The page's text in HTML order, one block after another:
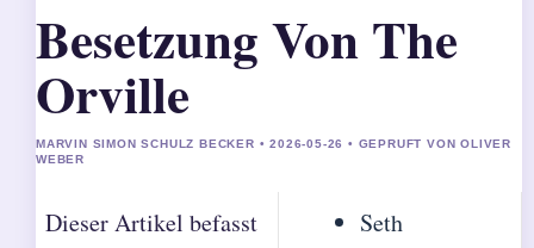
Besetzung Von The
Orville
MARVIN SIMON SCHULZ BECKER • 2026-05-26 • GEPRUFT VON OLIVER
WEBER
Dieser Artikel befasst
Seth